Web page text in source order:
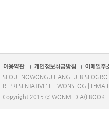
SEOUL NOWONGU
REPRESENTATIVE: LEEWONSEOG | E-
Copyright 2015 ⓒ